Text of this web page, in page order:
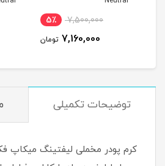
7,500,000 5٪
7,160,000 تومان
توضیحات تکمیلی
کرم پودر مخملی لیفتینگ میکاپ